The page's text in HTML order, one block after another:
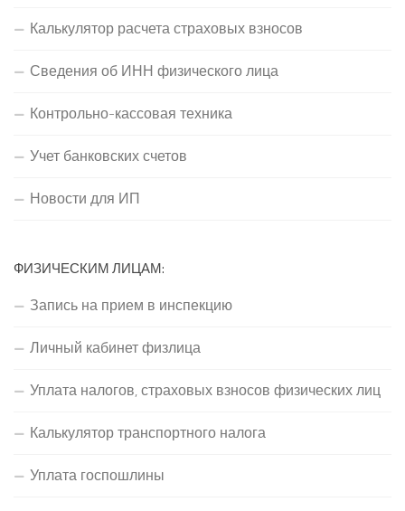
Калькулятор расчета страховых взносов
Сведения об ИНН физического лица
Контрольно-кассовая техника
Учет банковских счетов
Новости для ИП
ФИЗИЧЕСКИМ ЛИЦАМ:
Запись на прием в инспекцию
Личный кабинет физлица
Уплата налогов, страховых взносов физических лиц
Калькулятор транспортного налога
Уплата госпошлины